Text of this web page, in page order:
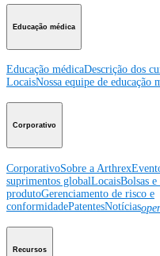
Educação médica
Educação médicaDescrição dos
LocaisNossa equipe de educação
Corporativo
CorporativoSobre a Arthrex
suprimentos globalLocaisBolsas e
produtoGerenciamento de risco e
conformidadePatentesNotícias
Recursos